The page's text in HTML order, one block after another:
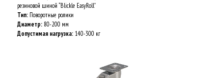
резиновой шиной “Blickle EasyRoll”
Тип: Поворотные ролики
Диаметр: 80-200 мм
Допустимая нагрузка: 140-300 кг